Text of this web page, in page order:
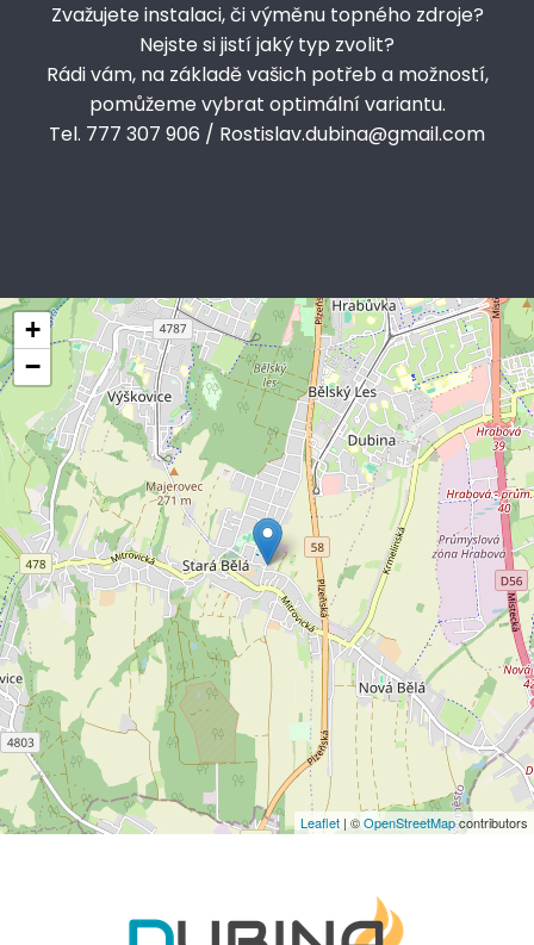
Zvažujete instalaci, či výměnu topného zdroje?
Nejste si jistí jaký typ zvolit?
Rádi vám, na základě vašich potřeb a možností,
pomůžeme vybrat optimální variantu.
Tel. 777 307 906 / Rostislav.dubina@gmail.com
+
−
Leaflet | ©OpenStreetMapcontributors